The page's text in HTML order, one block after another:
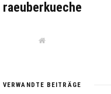
raeuberkueche
W
e
VERWANDTE BEITRÄGE